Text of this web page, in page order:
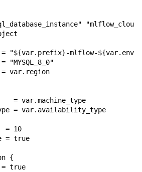
"${var.prefix}-mlflow-
"MYSQL_8_0"
var.region
= var.machine_type
= var.availability_type
= 10
= true
{
true